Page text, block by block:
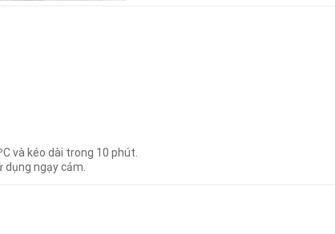
và kéo dài trong 10 phút.
dụng ngạy cảm.